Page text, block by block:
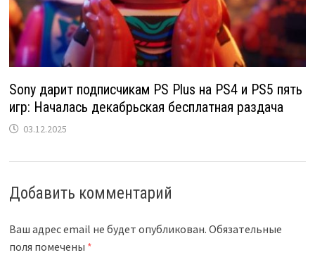
Sony дарит подписчикам PS Plus на PS4 и PS5 пять
игр: Началась декабрьская бесплатная раздача
03.12.2025
Добавить комментарий
Ваш адрес email не будет опубликован. Обязательные
поля помечены *